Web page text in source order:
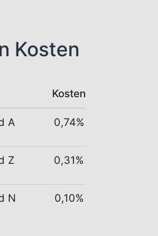
Kosten
Kosten
A 0,74%
Z 0,31%
N 0,10%